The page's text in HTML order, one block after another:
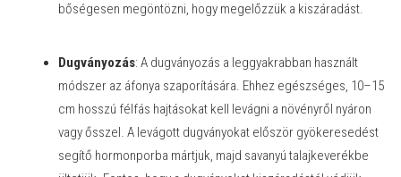
bőségesen megöntözni, hogy megelőzzük a kiszáradást.
Dugványozás: A dugványozás a leggyakrabban használt
módszer az áfonya szaporítására. Ehhez egészséges, 10–15
cm hosszú félfás hajtásokat kell levágni a növényről nyáron
vagy ősszel. A levágott dugványokat először gyökeresedést
segítő hormonporba mártjuk, majd savanyú talajkeverékbe